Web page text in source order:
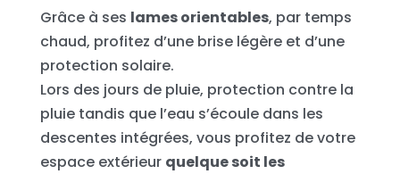
Grâce à ses lames orientables, par temps
chaud, profitez d’une brise légère et d’une
protection solaire.
Lors des jours de pluie, protection contre la
pluie tandis que l’eau s’écoule dans les
descentes intégrées, vous profitez de votre
espace extérieur quelque soit les